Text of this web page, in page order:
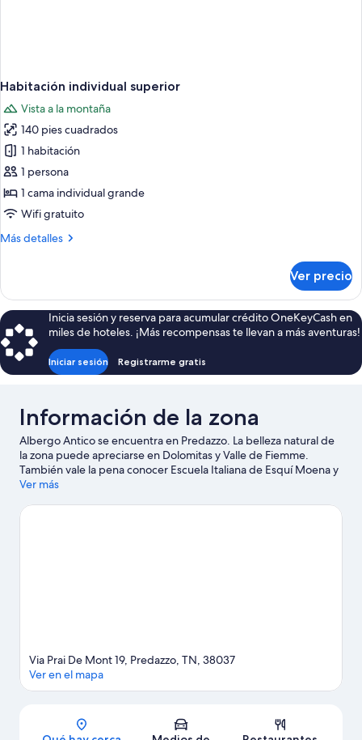
Habitación individual superior
Vista a la montaña
140 pies cuadrados
1 habitación
1 persona
1 cama individual grande
Wifi gratuito
Más detalles
Más
individual
superior
Ver precio
Inicia sesión y reserva para acumular crédito OneKeyCash en
miles de hoteles. ¡Más recompensas te llevan a más aventuras!
Iniciar sesión Registrarme gratis
Información de la zona
Albergo Antico se encuentra en Predazzo. La belleza natural de
la zona puede apreciarse en Dolomitas y Valle de Fiemme.
También vale la pena conocer Escuela Italiana de Esquí Moena y
Centro de arte contemporáneo Cavalese. Diviértete en las
snowboard y clases de ski, o prueba otras actividades al aire
Ver más
Sección del mapa
Via Prai De Mont 19, Predazzo, TN, 38037
Ver en el mapa